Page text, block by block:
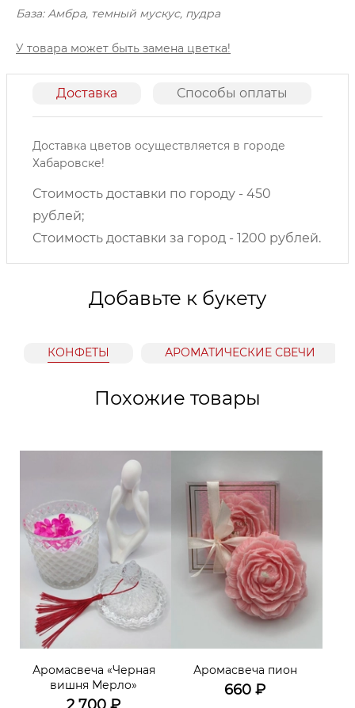
База: Амбра, темный мускус, пудра
У товара может быть замена цветка!
Доставка Способы оплаты
Доставка цветов осуществляется в городе
Хабаровске!
Стоимость доставки по городу - 450
рублей;
Стоимость доставки за город - 1200 рублей.
Добавьте к букету
КОНФЕТЫ АРОМАТИЧЕСКИЕ СВЕЧИ
Похожие товары
Аромасвеча «Черная
вишня Мерло»
Аромасвеча пион
660 ₽